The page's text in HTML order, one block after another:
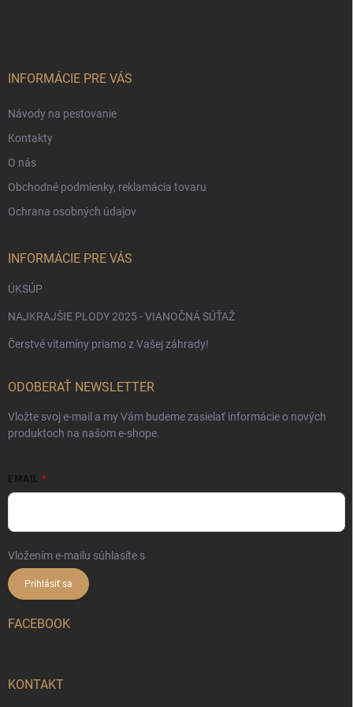
INFORMÁCIE PRE VÁS
Návody na pestovanie
Kontakty
O nás
Obchodné podmienky, reklamácia tovaru
Ochrana osobných údajov
INFORMÁCIE PRE VÁS
ÚKSÚP
NAJKRAJŠIE PLODY 2025 - VIANOČNÁ SÚŤAŽ
Čerstvé vitamíny priamo z Vašej záhrady!
ODOBERAŤ NEWSLETTER
Vložte svoj e-mail a my Vám budeme zasielať informácie o nových
produktoch na našom e-shope.
EMAIL
Vložením e-mailu súhlasíte s
Prihlásiť sa
FACEBOOK
KONTAKT